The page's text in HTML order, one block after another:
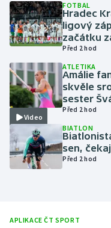
Lyže a snowboard
Moderní pětiboj
Motorsport
Olympijské hry
Parasport
Plavání
Ragby
FOTBAL
Hradec
ligový
začátku
Před 2 hod
Video
ATLETIKA
Amálie
skvěle
sester
Před 2 hod
BIATLON
sen,
Před 2 hod
APLIKACE ČT SPORT